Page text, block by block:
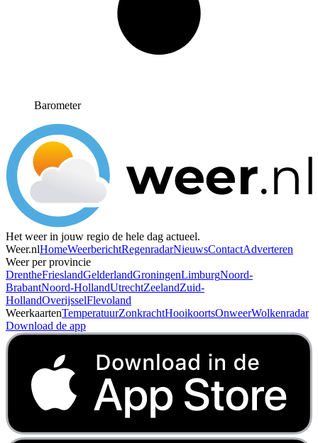
Barometer
Het weer in jouw regio de hele dag actueel.
Weer.nlHomeWeerberichtRegenradarNieuwsContactAdverteren
Weer per provincie
DrentheFrieslandGelderlandGroningenLimburgNoord-
BrabantNoord-HollandUtrechtZeelandZuid-
HollandOverijsselFlevoland
WeerkaartenTemperatuurZonkrachtHooikoortsOnweerWolkenradar
Download de app